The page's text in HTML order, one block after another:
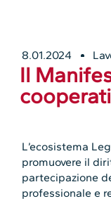
8.01.2024
Il
L’ecosistema
promuovere il
partecipazione
professionale e